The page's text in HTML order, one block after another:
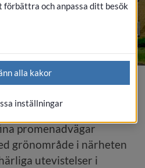
boende för äldre
ca 2 mil utanför
promenadvägar
grönområde i närheten
utevistelser i
förbättra och anpassa ditt besök
alla kakor
inställningar